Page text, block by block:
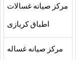
مركز صيانه غسالات
اطباق كريازى
مركز صيانه غساله